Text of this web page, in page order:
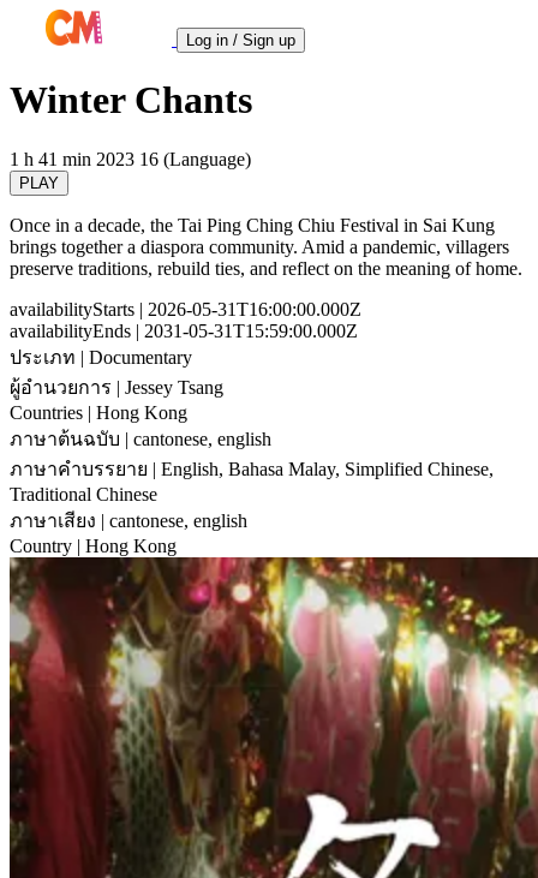
Log in / Sign up
Winter Chants
1 h 41 min 2023 16 (Language)
PLAY
Once in a decade, the Tai Ping Ching Chiu Festival in Sai Kung
brings together a diaspora community. Amid a pandemic, villagers
preserve traditions, rebuild ties, and reflect on the meaning of home.
availabilityStarts | 2026-05-31T16:00:00.000Z
availabilityEnds | 2031-05-31T15:59:00.000Z
ประเภท | Documentary
ผู้อำนวยการ | Jessey Tsang
Countries | Hong Kong
ภาษาต้นฉบับ | cantonese, english
ภาษาคำบรรยาย | English, Bahasa Malay, Simplified Chinese,
Traditional Chinese
ภาษาเสียง | cantonese, english
Country | Hong Kong